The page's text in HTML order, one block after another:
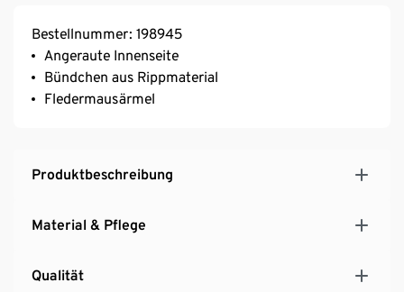
Bestellnummer: 198945
Angeraute Innenseite
Bündchen aus Rippmaterial
Fledermausärmel
Produktbeschreibung
Material & Pflege
Qualität